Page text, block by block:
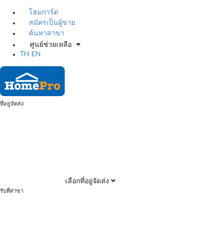
โฮมการ์ด
สมัครเป็นผู้ขาย
ค้นหาสาขา
ศูนย์ช่วยเหลือ
TH
EN
ที่อยู่จัดส่ง
เลือกที่อยู่จัดส่ง
รับที่สาขา